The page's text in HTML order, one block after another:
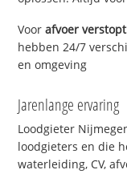
Voorafvoer verstopt
hebben 24/7
en omgeving
Jarenlange ervaring
Loodgieter
loodgieters en die
waterleiding, CV,